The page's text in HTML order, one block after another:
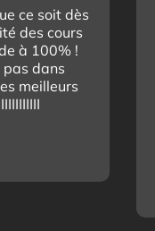
ce soit dès
des cours
à 100% !
pas dans
meilleurs